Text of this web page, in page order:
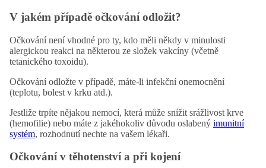
V jakém případě očkování odložit?
Očkování není vhodné pro ty, kdo měli někdy v minulosti
alergickou reakci na některou ze složek vakcíny (včetně
tetanického toxoidu).
Očkování odložte v případě, máte-li infekční onemocnění
(teplotu, bolest v krku atd.).
Jestliže trpíte nějakou nemocí, která může snížit srážlivost krve
(hemofilie) nebo máte z jakéhokoliv důvodu oslabený imunitní
systém, rozhodnutí nechte na vašem lékaři.
Očkování v těhotenství a při kojení